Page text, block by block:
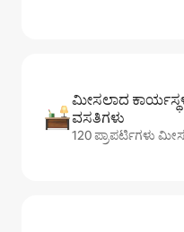
ಮೀಸಲಾದ
ವಸತಿಗಳು
120 ಪ್ರಾಪರ್ಟಿಗಳು